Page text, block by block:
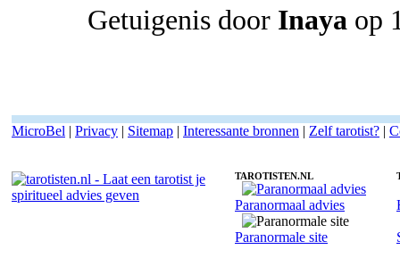
Getuigenis door Inaya op
MicroBel | Privacy | Sitemap | Interessante bronnen | Zelf tarotist? |
TAROTISTEN.NL
Paranormaal advies
Paranormale site